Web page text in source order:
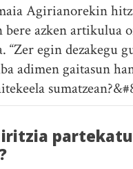
Agirianorekin
bere azken artikulua
“Zer egin dezakegu
adimen gaitasun
iritzia